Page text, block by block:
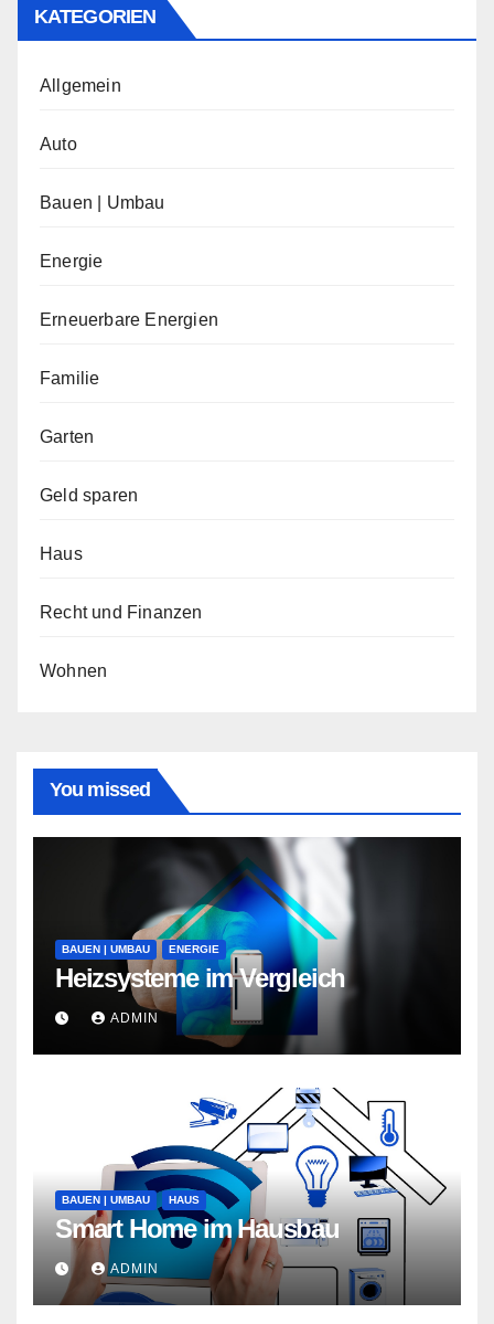
KATEGORIEN
Allgemein
Auto
Bauen | Umbau
Energie
Erneuerbare Energien
Familie
Garten
Geld sparen
Haus
Recht und Finanzen
Wohnen
You missed
BAUEN | UMBAU ENERGIE
Heizsysteme im Vergleich
ADMIN
BAUEN | UMBAU HAUS
Smart Home im Hausbau
ADMIN